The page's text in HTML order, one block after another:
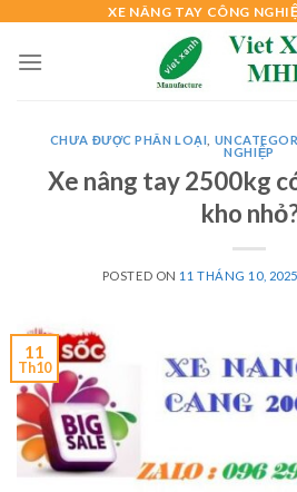
content
XE NÂNG TAY CÔNG
CHƯA ĐƯỢC PHÂN LOẠI
NGHIỆP
Xe nâng tay 2500kg
kho
POSTED ON 11 THÁNG 10, 2025
11
Th10